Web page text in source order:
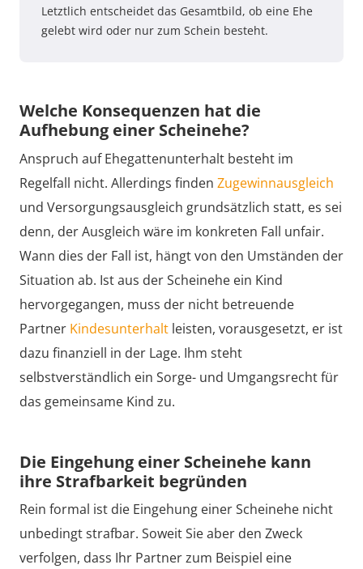
Letztlich entscheidet das Gesamtbild, ob eine Ehe
gelebt wird oder nur zum Schein besteht.
Welche Konsequenzen hat die
Aufhebung einer Scheinehe?
Anspruch auf Ehegattenunterhalt besteht im
Regelfall nicht. Allerdings finden Zugewinnausgleich
und Versorgungsausgleich grundsätzlich statt, es sei
denn, der Ausgleich wäre im konkreten Fall unfair.
Wann dies der Fall ist, hängt von den Umständen der
Situation ab. Ist aus der Scheinehe ein Kind
hervorgegangen, muss der nicht betreuende
Partner Kindesunterhalt leisten, vorausgesetzt, er ist
dazu finanziell in der Lage. Ihm steht
selbstverständlich ein Sorge- und Umgangsrecht für
das gemeinsame Kind zu.
Die Eingehung einer Scheinehe kann
ihre Strafbarkeit begründen
Rein formal ist die Eingehung einer Scheinehe nicht
unbedingt strafbar. Soweit Sie aber den Zweck
verfolgen, dass Ihr Partner zum Beispiel eine